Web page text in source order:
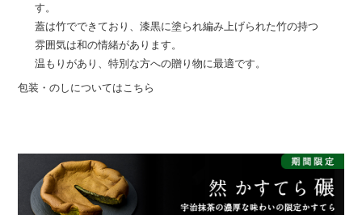
す。
蓋は竹でできており、漆黒に塗られ編み上げられた竹の持つ
雰囲気は和の情緒があります。
温もりがあり、特別な方への贈り物に最適です。
包装・のしについてはこちら